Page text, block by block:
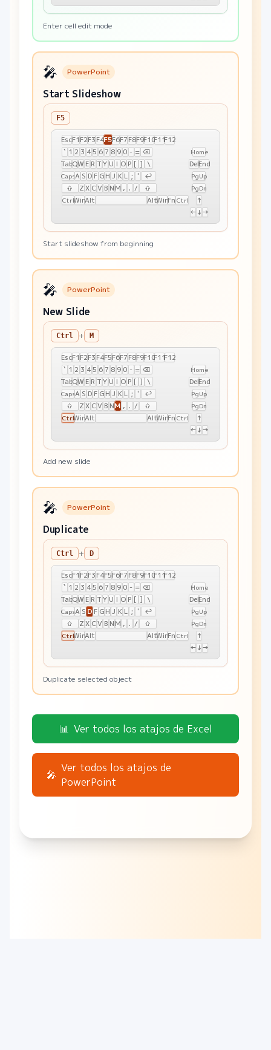
Enter cell edit mode
🎤 PowerPoint
Start Slideshow
F5
EscF1F2F3F4F5F6F7F8F9F10F11F12
` 1 2 3 45 6 7 8 9 0 - = ⌫
TabQWE R T Y U I OP [ ] \
CapsA S D F GH J K L ; '
↩
⇧
Z X CV B NM , . / ⇧
CtrlWinAlt AltWinFn Ctrl
Home
DelEnd
PgUp
PgDn
↑
←↓→
Start slideshow from beginning
🎤 PowerPoint
New Slide
Ctrl + M
EscF1F2F3F4F5F6F7F8F9F10F11F12
` 1 2 3 45 6 7 8 9 0 - = ⌫
TabQWE R T Y U I OP [ ] \
CapsA S D F GH J K L ; '
↩
⇧
Z X CV B NM , . / ⇧
CtrlWinAlt AltWinFn Ctrl
Home
DelEnd
PgUp
PgDn
↑
←↓→
Add new slide
🎤 PowerPoint
Duplicate
Ctrl + D
EscF1F2F3F4F5F6F7F8F9F10F11F12
` 1 2 3 45 6 7 8 9 0 - = ⌫
TabQWE R T Y U I OP [ ] \
CapsA SDF GH J K L ; '
↩
⇧
Z X CV B NM , . / ⇧
CtrlWinAlt AltWinFn Ctrl
Home
DelEnd
PgUp
PgDn
↑
←↓→
Duplicate selected object
📊 Ver todos los atajos de Excel
🎤
Ver todos los atajos de
PowerPoint